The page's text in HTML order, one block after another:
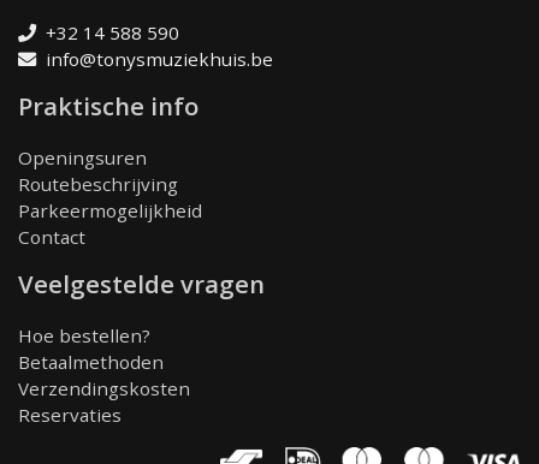
+32 14 588 590
info@tonysmuziekhuis.be
Praktische info
Openingsuren
Routebeschrijving
Parkeermogelijkheid
Contact
Veelgestelde vragen
Hoe bestellen?
Betaalmethoden
Verzendingskosten
Reservaties